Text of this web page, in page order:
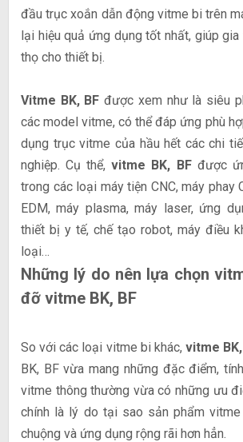
đầu trục xoắn dẫn động vitme bi trên
lại hiệu quả ứng dụng tốt nhất, giúp
thọ cho thiết bị.
Vitme BK, BF được xem như là siêu
các model vitme, có thể đáp ứng phù
dụng trục vitme của hầu hết các chi
nghiệp. Cụ thể, vitme BK, BFđược
trong các loại máy tiện CNC, máy phay
EDM, máy plasma, máy laser, ứng
thiết bị y tế, chế tạo robot, máy điều
loại…
Những lý do nên lựa chọn
đỡ vitme BK, BF
So với các loại vitme bi khác,vitme
BK, BF vừa mang những đặc điểm,
vitme thông thường vừa có những ưu
chính là lý do tại sao sản phẩm
chuộng và ứng dụng rộng rãi hơn hẳn.